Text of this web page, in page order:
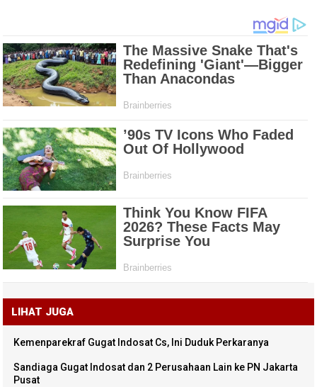
LIHAT JUGA
Kemenparekraf Gugat Indosat Cs, Ini Duduk Perkaranya
Sandiaga Gugat Indosat dan 2 Perusahaan Lain ke PN Jakarta
Pusat